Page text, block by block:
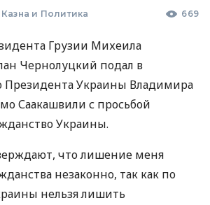
Казна и Политика 669
Грузии Михеила
Чернолуцкий подал в
Украины Владимира
Саакашвили с просьбой
Украины.
что лишение меня
незаконно, так как по
нельзя лишить